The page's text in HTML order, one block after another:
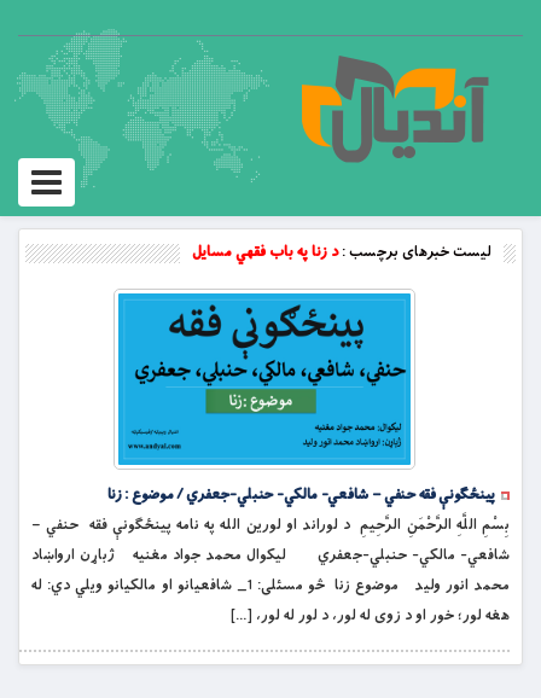
Toggle
لیست خبرهای برچسب :د زنا په باب فقهي مسایل
پینځګونې فقه حنفي – شافعي- مالکي- حنبلي-جعفري / موضوع : زنا
بِسْمِ اللَّهِ الرَّحْمَنِ الرَّحِيمِ د لوراند او لورین الله په نامه پینځګونې فقه حنفي –
شافعي- مالکي- حنبلي-جعفري ليکوال محمد جواد مغنيه ژباړن ارواښاد
محمد انور وليد موضوع زنا څو مسئلى: 1_ شافعيانو او مالكيانو ويلي دي: له
هغه لور؛ خور او د زوى له لور، د لور له لور، […]